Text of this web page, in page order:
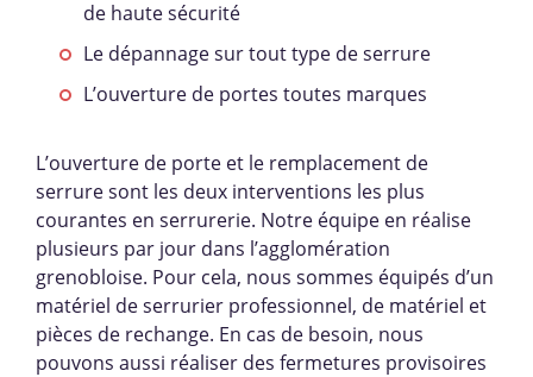
de haute sécurité
Le dépannage sur tout type de serrure
L’ouverture de portes toutes marques
L’ouverture de porte et le remplacement de
serrure sont les deux interventions les plus
courantes en serrurerie. Notre équipe en réalise
plusieurs par jour dans l’agglomération
grenobloise. Pour cela, nous sommes équipés d’un
matériel de serrurier professionnel, de matériel et
pièces de rechange. En cas de besoin, nous
pouvons aussi réaliser des fermetures provisoires